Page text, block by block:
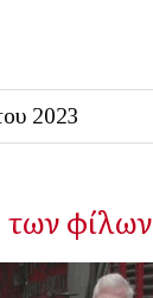
2023
φίλων